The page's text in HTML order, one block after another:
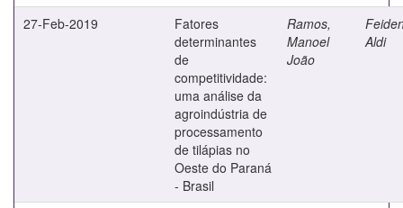
27-Feb-2019
Fatores
determinantes
de
competitividade:
uma análise da
agroindústria de
processamento
de tilápias no
Oeste do Paraná
- Brasil
Ramos,
Manoel
João
Aldi